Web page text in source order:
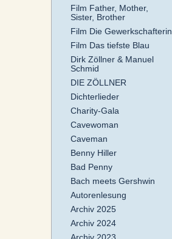
Film Father, Mother,
Sister, Brother
Film Die Gewerkschafterin
Film Das tiefste Blau
Dirk Zöllner & Manuel
Schmid
DIE ZÖLLNER
Dichterlieder
Charity-Gala
Cavewoman
Caveman
Benny Hiller
Bad Penny
Bach meets Gershwin
Autorenlesung
Archiv 2025
Archiv 2024